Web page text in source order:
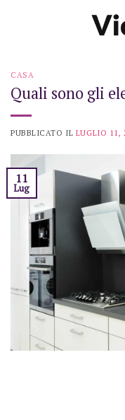
CASA
Quali sono gli
PUBBLICATO IL LUGLIO 11,
11
Lug